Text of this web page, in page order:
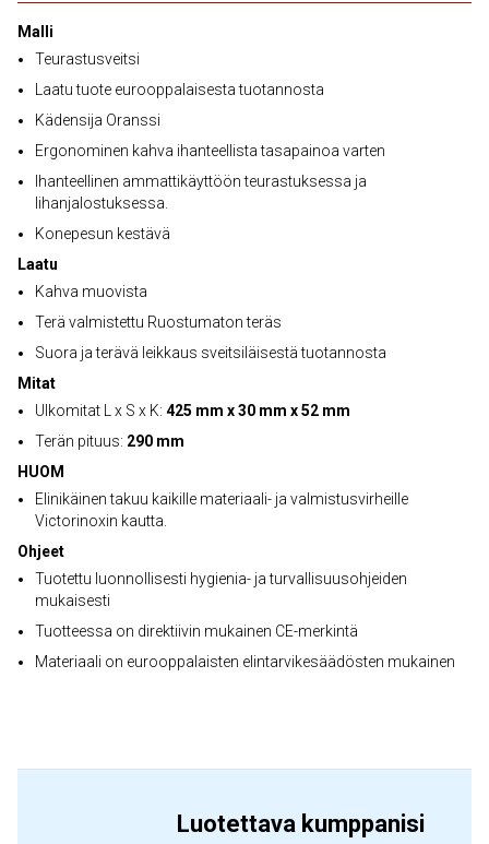
Malli
Teurastusveitsi
Laatu tuote eurooppalaisesta tuotannosta
Kädensija Oranssi
Ergonominen kahva ihanteellista tasapainoa varten
Ihanteellinen ammattikäyttöön teurastuksessa ja
lihanjalostuksessa.
Konepesun kestävä
Laatu
Kahva muovista
Terä valmistettu Ruostumaton teräs
Suora ja terävä leikkaus sveitsiläisestä tuotannosta
Mitat
Ulkomitat L x S x K: 425 mm x 30 mm x 52 mm
Terän pituus: 290 mm
HUOM
Elinikäinen takuu kaikille materiaali- ja valmistusvirheille
Victorinoxin kautta.
Ohjeet
Tuotettu luonnollisesti hygienia- ja turvallisuusohjeiden
mukaisesti
Tuotteessa on direktiivin mukainen CE-merkintä
Materiaali on eurooppalaisten elintarvikesäädösten mukainen
Luotettava kumppanisi